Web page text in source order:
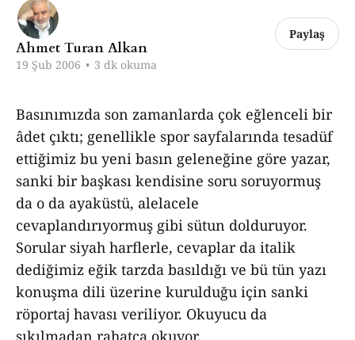
Ahmet Turan Alkan
19 Şub 2006 • 3 dk okuma
Paylaş
Basınımızda son zamanlarda çok eğlenceli bir
âdet çıktı; genellikle spor sayfalarında tesadüf
ettiğimiz bu yeni basın geleneğine göre yazar,
sanki bir başkası kendisine soru soruyormuş
da o da ayaküstü, alelacele
cevaplandırıyormuş gibi sütun dolduruyor.
Sorular siyah harflerle, cevaplar da italik
dediğimiz eğik tarzda basıldığı ve bü tün yazı
konuşma dili üzerine kurulduğu için sanki
röportaj havası veriliyor. Okuyucu da
sıkılmadan rahatça okuyor.